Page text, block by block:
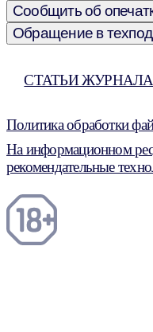
Сообщить об
Обращение в
СТАТЬИ ЖУРНАЛА
Политика обработки
На информационном
рекомендательные